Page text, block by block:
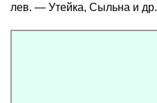
лев. — Утейка, Сыльна и др.